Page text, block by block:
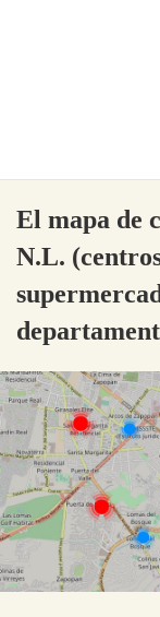
El mapa de
N.L.